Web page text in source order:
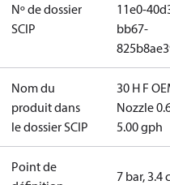
Nº de dossier
SCIP
11e0-
bb67-
Nom du
produit dans
le dossier SCIP
30 H F
Nozzle
5.00 gph
Point de
7 bar, 3.4